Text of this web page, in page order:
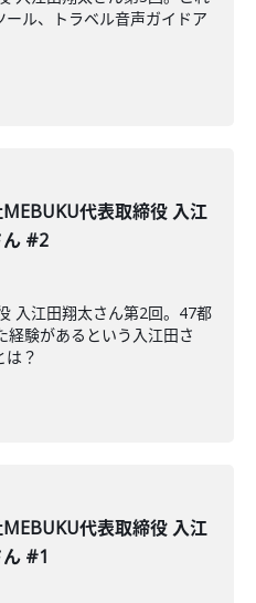
ル、トラベル音声ガイドア
代表取締役 入江
ん #2
入江田翔太さん第2回。47都
験があるという入江田さ
は？
代表取締役 入江
#1